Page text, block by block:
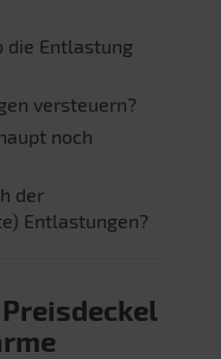
die Entlastung
versteuern?
noch
der
Entlastungen?